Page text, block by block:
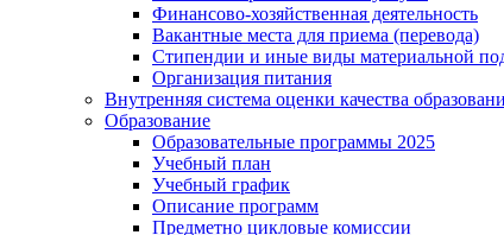
Финансово-хозяйственная деятельность
Вакантные места для приема (перевода)
Стипендии и иные виды материальной
Организация питания
Внутренняя система оценки качества
Образование
Образовательные программы 2025
Учебный план
Учебный график
Описание программ
Предметно цикловые комиссии